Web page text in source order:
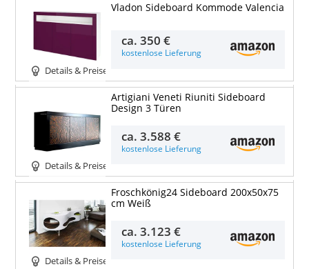
Details & Preise
Vladon Sideboard Kommode Valencia
ca.350 €
kostenlose Lieferung
Details & Preise
Artigiani Veneti Riuniti Sideboard
Design 3 Türen
ca.3.588 €
kostenlose Lieferung
Details & Preise
Froschkönig24 Sideboard 200x50x75
cm Weiß
ca.3.123 €
kostenlose Lieferung